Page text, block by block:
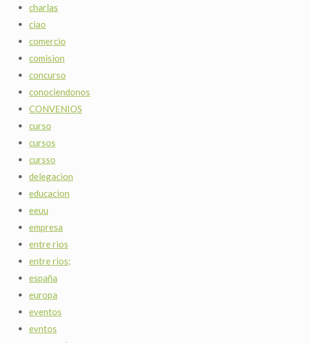
charlas
ciao
comercio
comision
concurso
conociendonos
CONVENIOS
curso
cursos
cursso
delegacion
educacion
eeuu
empresa
entre rios
entre rios;
españa
europa
eventos
evntos